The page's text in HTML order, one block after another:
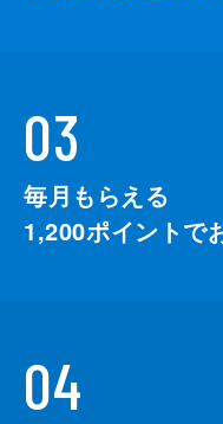
03
毎月もらえる
1,200ポイントで
04